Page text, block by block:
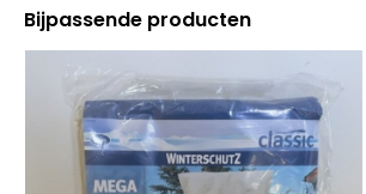
Bijpassende producten